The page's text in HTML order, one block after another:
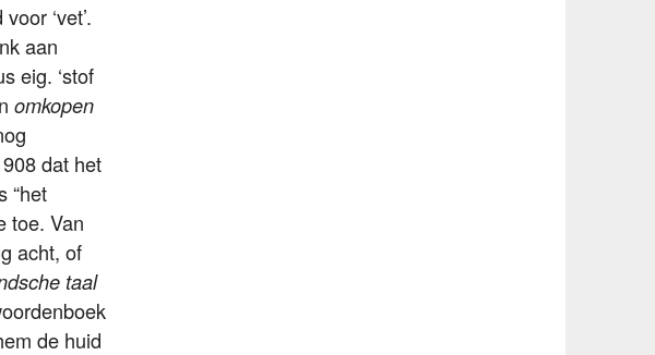
‘vet’.
aan
eig. ‘stof
omkopen
dat het
“het
toe. Van
acht, of
taal
de huid